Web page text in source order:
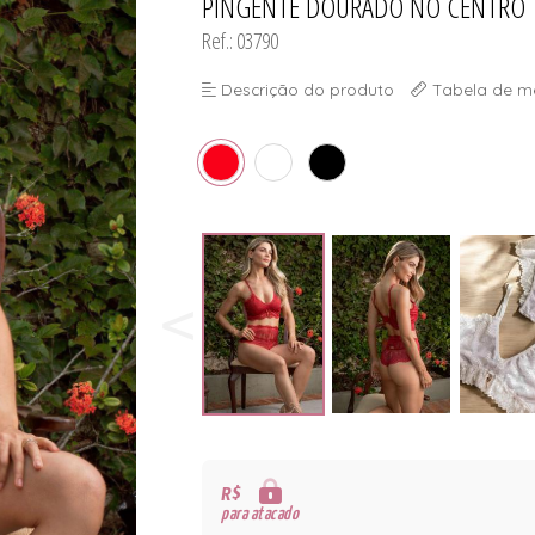
Ref.: 03790
Descrição do produto Tabela de
R$
para atacado